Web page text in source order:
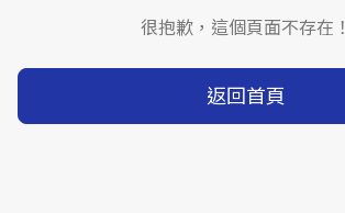
很抱歉，這個頁面不存在！
返回首頁